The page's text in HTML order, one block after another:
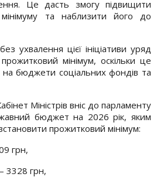
Це дасть змогу підвищити
та наблизити його до
ухвалення цієї ініціативи уряд
мінімум, оскільки це
бюджети соціальних фондів та
Міністрів вніс до парламенту
бюджет на 2026 рік, яким
прожитковий мінімум:
грн,
3328 грн,